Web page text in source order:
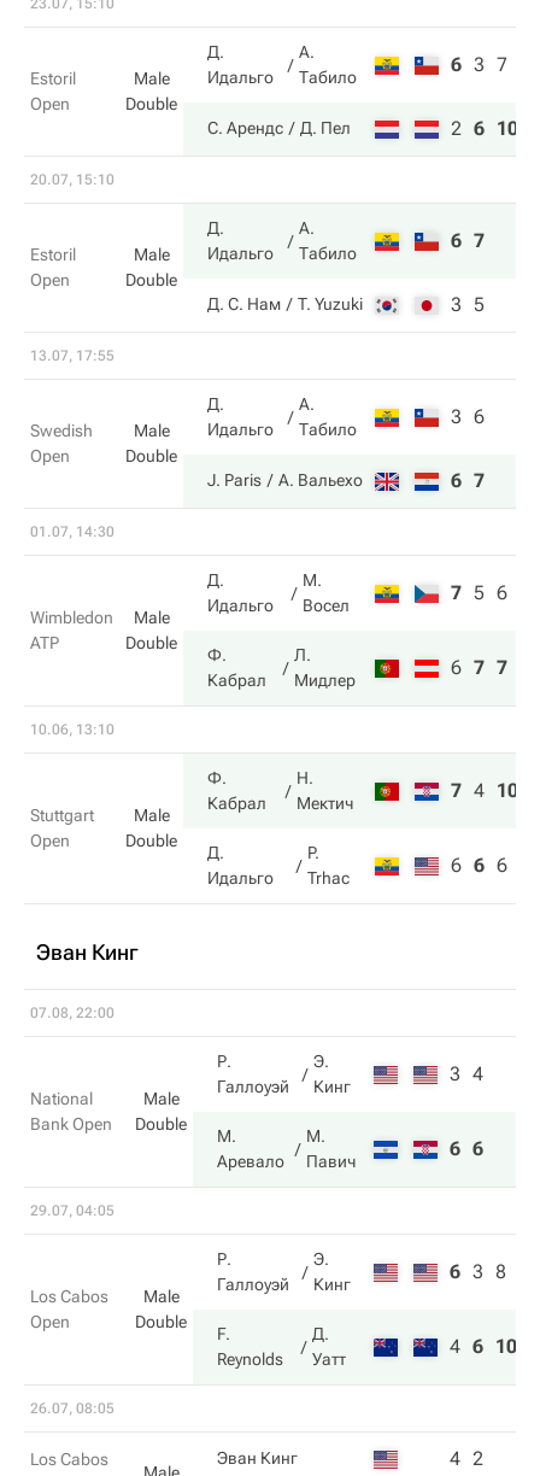
23.07, 15:10
Estoril
Open
Male
Double
Д.
Идальго
А.
Табило
6 3 7
С. Арендс Д. Пел 2 6 10
20.07, 15:10
Estoril
Open
Male
Double
Д.
Идальго
А.
Табило
6 7
Д. С. Нам T. Yuzuki 3 5
13.07, 17:55
Swedish
Open
Male
Double
Д.
Идальго
А.
Табило
3 6
J. Paris А. Вальехо 6 7
01.07, 14:30
Wimbledon
ATP
Male
Double
Д.
Идальго
М.
Восел
7 5 6
Ф.
Кабрал
Л.
Мидлер
6 7 7
10.06, 13:10
Stuttgart
Open
Male
Double
Ф.
Кабрал
Н.
Мектич
7 4 10
Д.
Идальго
P.
Trhac
6 6 6
Эван Кинг
07.08, 22:00
National
Bank Open
Male
Double
Р.
Галлоуэй
Э.
Кинг
3 4
М.
Аревало
М.
Павич
6 6
29.07, 04:05
Los Cabos
Open
Male
Double
Р.
Галлоуэй
Э.
Кинг
6 3 8
F.
Reynolds
Д.
Уатт
4 6 10
26.07, 08:05
Los Cabos
Эван Кинг 4 2